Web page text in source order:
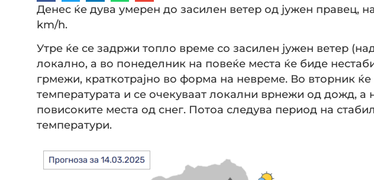
Денес ќе дува умерен до засилен ветер од јужен правец,
km/h.
Утре ќе се задржи топло време со засилен јужен ветер
локално, а во понеделник на повеќе места ќе биде
грмежи, краткотрајно во форма на невреме. Во вторник
температурата и се очекуваат локални врнежи од дожд, а
повисоките места од снег. Потоа следува период на
температури.